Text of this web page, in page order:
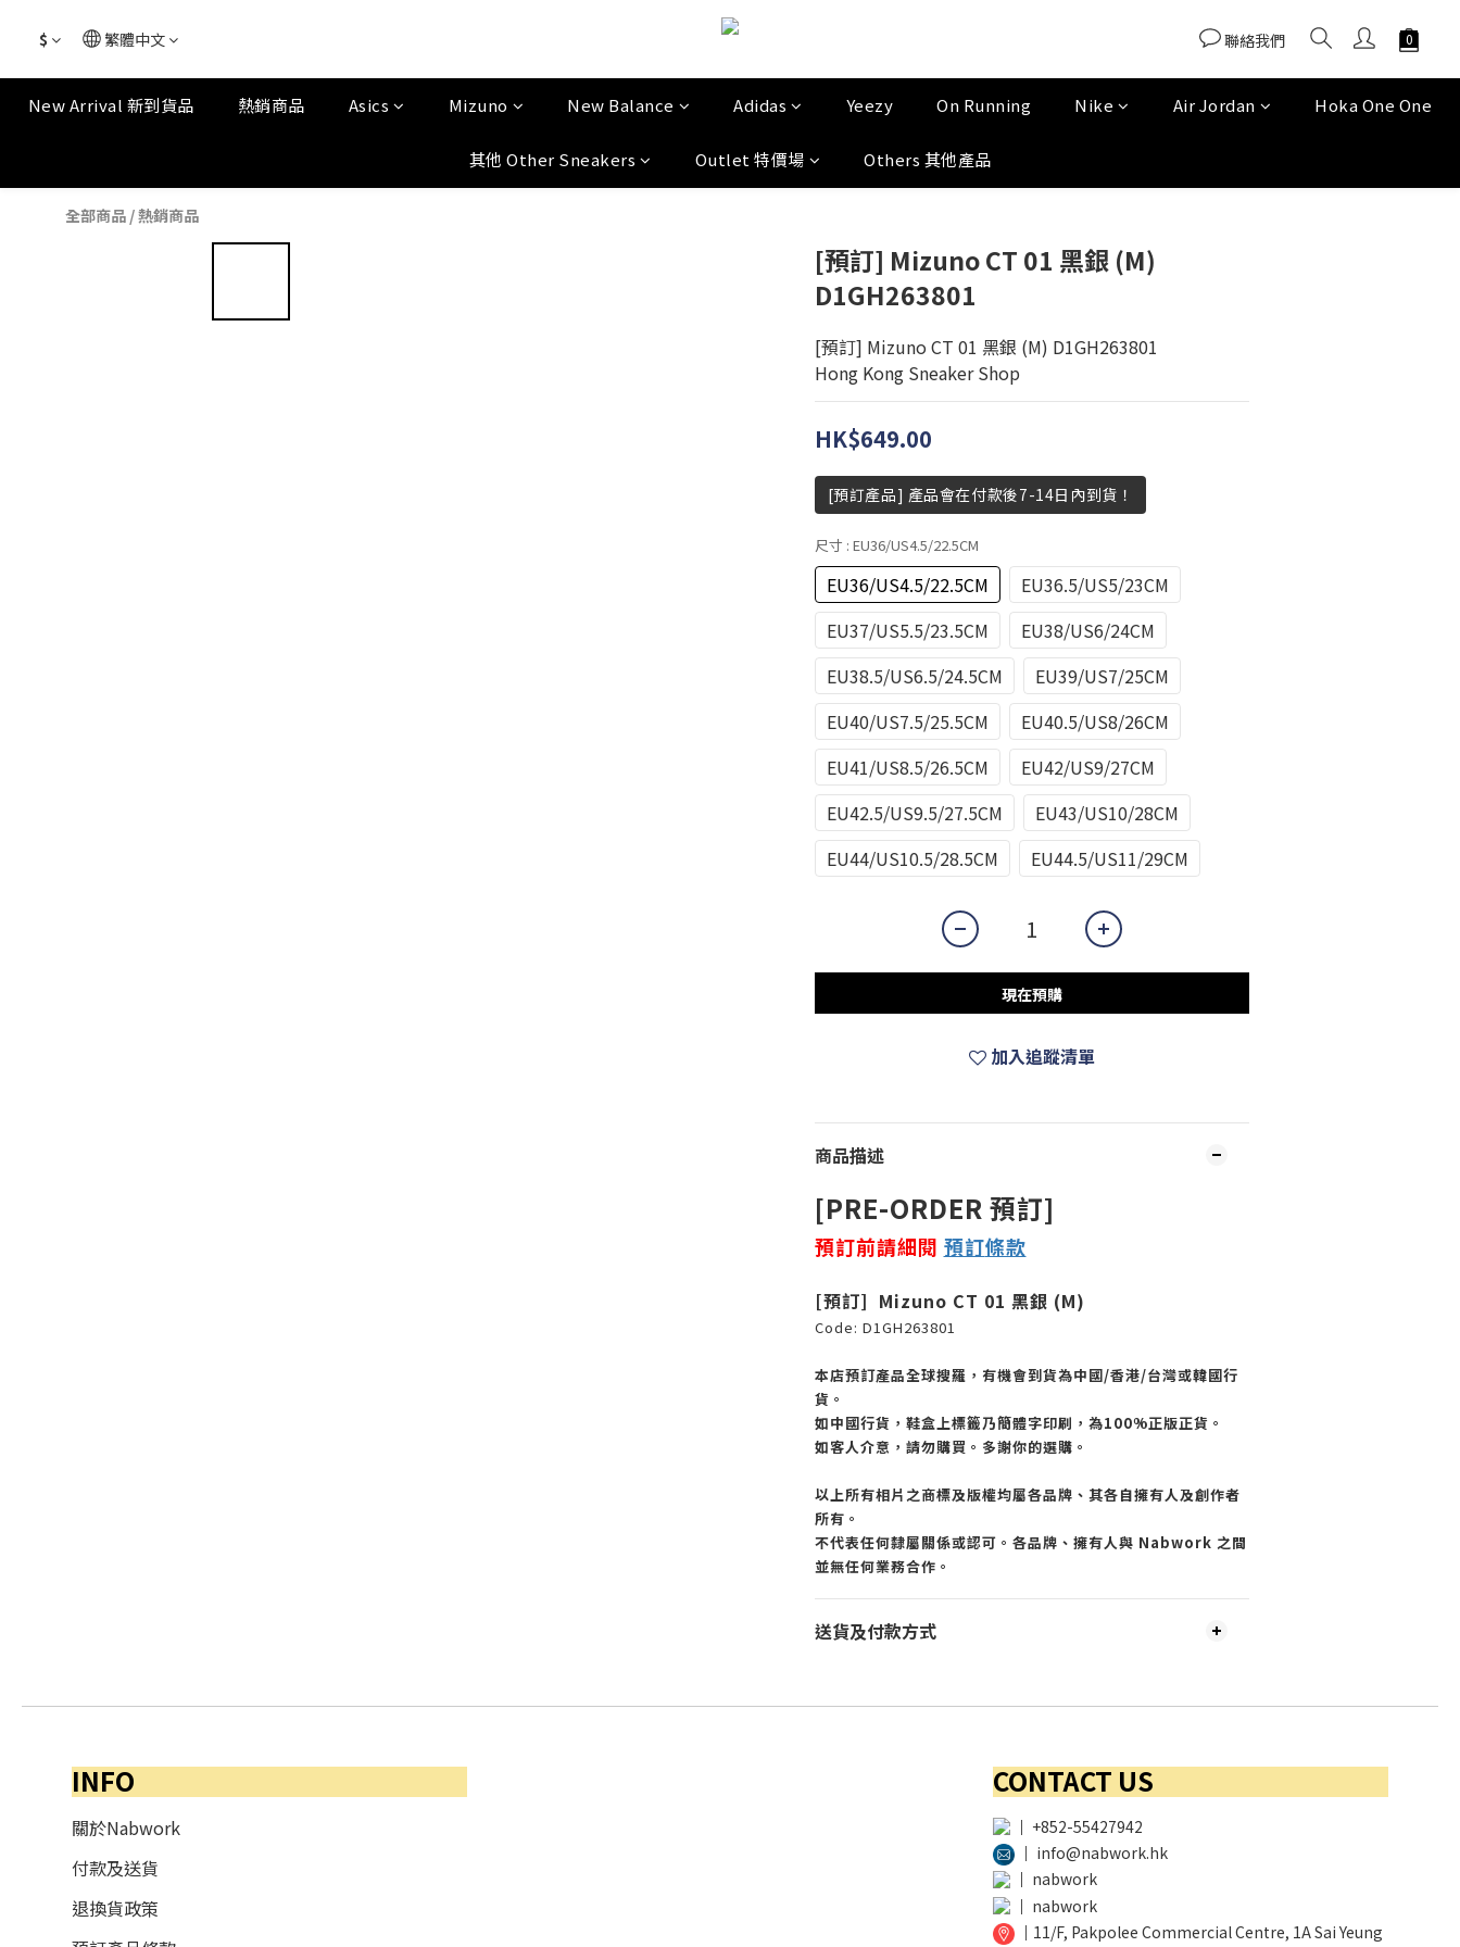
$ 繁體中文 聯絡我們
New Arrival 新到貨品 熱銷商品 Asics Mizuno New Balance Adidas Yeezy On Running Nike Air Jordan Hoka One One
其他 Other Sneakers Outlet 特價場 Others 其他產品
全部商品 /熱銷商品
[預訂] Mizuno CT 01 黑銀 (M)
D1GH263801
[預訂] Mizuno CT 01 黑銀 (M) D1GH263801
Hong Kong Sneaker Shop
HK$649.00
[預訂產品] 產品會在付款後7-14日內到貨！
尺寸 : EU36/US4.5/22.5CM
EU36/US4.5/22.5CM
EU36.5/US5/23CM
EU37/US5.5/23.5CM
EU38/US6/24CM
EU38.5/US6.5/24.5CM
EU39/US7/25CM
EU40/US7.5/25.5CM
EU40.5/US8/26CM
EU41/US8.5/26.5CM
EU42/US9/27CM
EU42.5/US9.5/27.5CM
EU43/US10/28CM
EU44/US10.5/28.5CM
EU44.5/US11/29CM
現在預購
加入追蹤清單
商品描述
[PRE-ORDER 預訂]
預訂前請細閱 預訂條款
[預訂] Mizuno CT 01 黑銀 (M)
Code: D1GH263801
本店預訂產品全球搜羅，有機會到貨為中國/香港/台灣或韓國行
貨。
如中國行貨，鞋盒上標籤乃簡體字印刷，為100%正版正貨。
如客人介意，請勿購買。多謝你的選購。
以上所有相片之商標及版權均屬各品牌、其各自擁有人及創作者
所有。
不代表任何隸屬關係或認可。各品牌、擁有人與 Nabwork 之間
並無任何業務合作。
送貨及付款方式
INFO
關於Nabwork
付款及送貨
退換貨政策
CONTACT US
│ +852-55427942
│ info@nabwork.hk
│ nabwork
│ nabwork
│ 11/F, Pakpolee Commercial Centre, 1A Sai Yeung